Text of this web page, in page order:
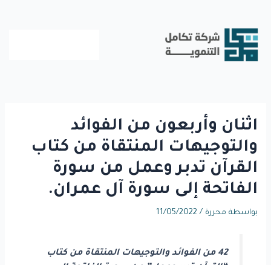
المحتوى
اثنان وأربعون من الفوائد
والتوجيهات المنتقاة من كتاب
القرآن تدبر وعمل من سورة
الفاتحة إلى سورة آل عمران.
بواسطة محررة /
11/05/2022
42 من الفوائد والتوجيهات المنتقاة من كتاب